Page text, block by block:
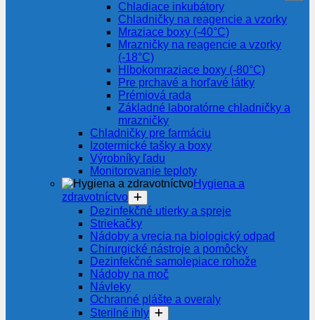
Chladiace inkubátory
Chladničky na reagencie a vzorky
Mraziace boxy (-40°C)
Mrazničky na reagencie a vzorky
(-18°C)
Hlbokomraziace boxy (-80°C)
Pre prchavé a horľavé látky
Prémiová rada
Základné laboratórne chladničky a
mrazničky
Chladničky pre farmáciu
Izotermické tašky a boxy
Výrobníky ľadu
Monitorovanie teploty
Hygiena a
zdravotníctvo
Dezinfekčné utierky a spreje
Striekačky
Nádoby a vrecia na biologický odpad
Chirurgické nástroje a pomôcky
Dezinfekčné samolepiace rohože
Nádoby na moč
Návleky
Ochranné plášte a overaly
Sterilné ihly